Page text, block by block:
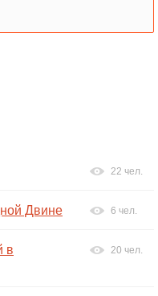
22 чел.
Двине 6 чел.
в
20 чел.